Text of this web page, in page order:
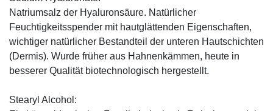
Natriumsalz der Hyaluronsäure. Natürlicher
Feuchtigkeitsspender mit hautglättenden Eigenschaften,
wichtiger natürlicher Bestandteil der unteren Hautschichten
(Dermis). Wurde früher aus Hahnenkämmen, heute in
besserer Qualität biotechnologisch hergestellt.
Stearyl Alcohol: